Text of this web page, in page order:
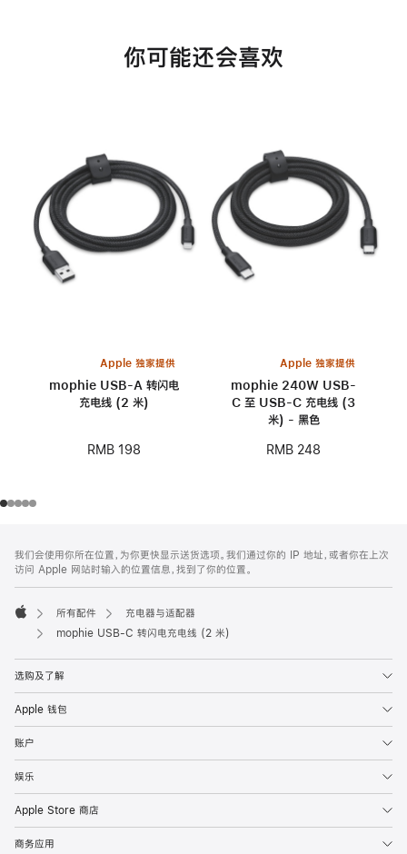
你可能还会喜欢
Apple 独家提供
mophie USB-A 转闪电
充电线 (2 米)
RMB 198
Apple 独家提供
mophie 240W USB-
C 至 USB-C 充电线 (3
米) - 黑色
RMB 248
页
页
脚
注
我们会使用你所在位置，为你更快显示送货选项。我们通过你的 IP 地址，或者你在上次
访问 Apple 网站时输入的位置信息，找到了你的位置。
Apple
所有配件
充电器与适配器
mophie USB-C 转闪电充电线 (2 米)
选购及了解
Apple 钱包
账户
娱乐
Apple Store 商店
商务应用